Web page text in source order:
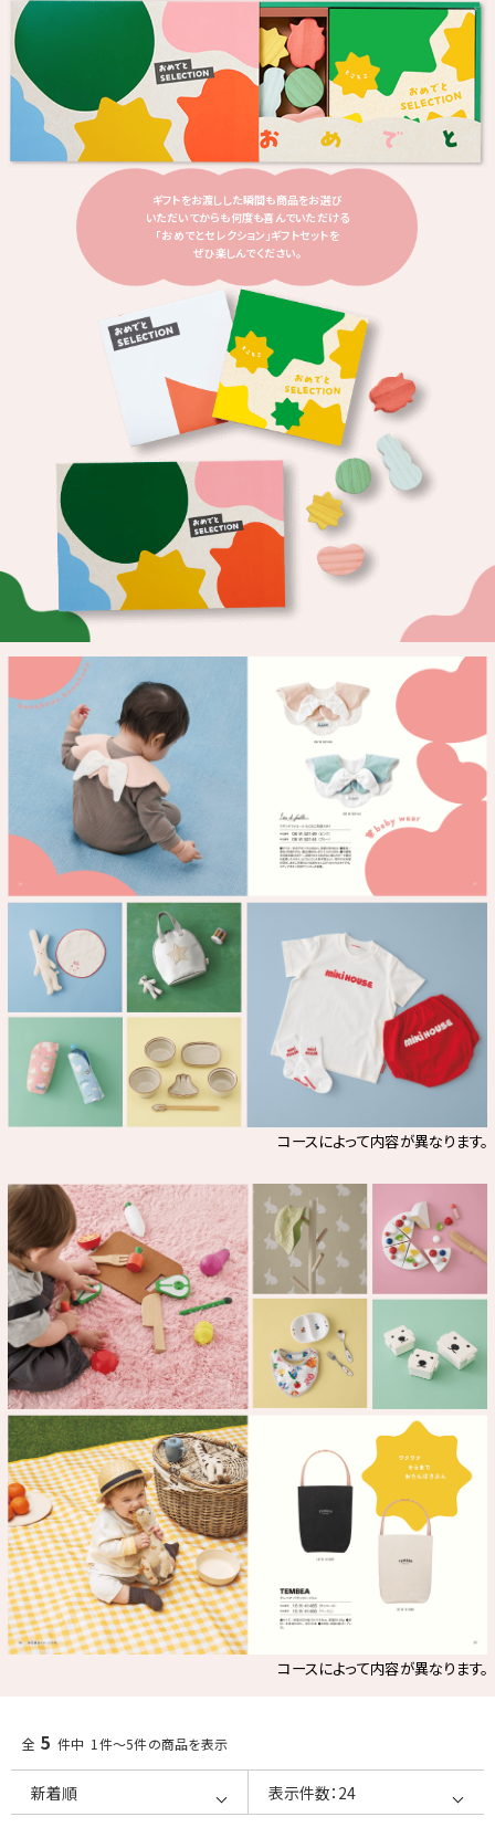
ギフトをお渡しした瞬間も商品をお選び
いただいてからも何度も喜んでいただける
「おめでとセレクション」ギフトセットを
ぜひ楽しんでください。
コースによって内容が異なります。
コースによって内容が異なります。
全 5 件中 1件～5件の商品を表示